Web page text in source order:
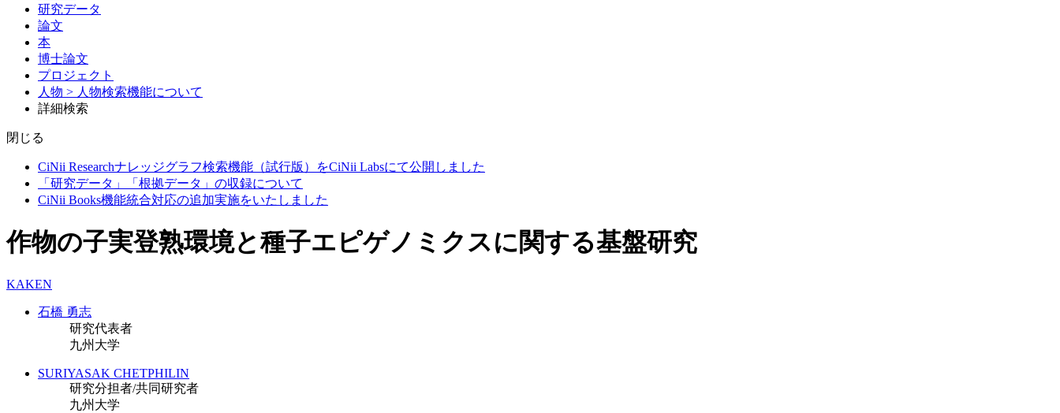
研究データ
論文
本
博士論文
プロジェクト
人物 > 人物検索機能について
詳細検索
閉じる
CiNii Researchナレッジグラフ検索機能（試行版）をCiNii Labsにて公開しました
「研究データ」「根拠データ」の収録について
CiNii Books機能統合対応の追加実施をいたしました
作物の子実登熟環境と種子エピゲノミクスに関する基盤研究
KAKEN
石橋 勇志
研究代表者
九州大学
SURIYASAK CHETPHILIN
研究分担者/共同研究者
九州大学